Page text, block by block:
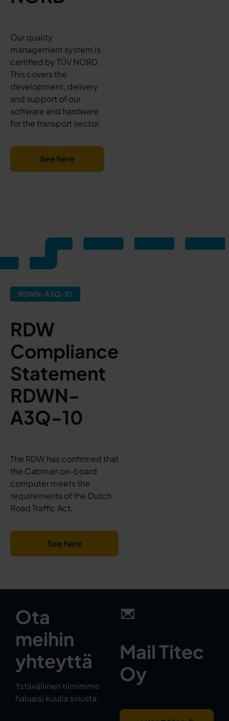
Our quality
management system is
certified by TÜV NORD.
This covers the
development, delivery
and support of our
software and hardware
for the transport sector.
See here
RDWN-A3Q-10
RDW
Compliance
Statement
RDWN-
A3Q-10
The RDW has confirmed that
the Cabman on-board
computer meets the
requirements of the Dutch
Road Traffic Act.
See here
Ota
meihin
yhteyttä
Ystävällinen tiimimme
haluaisi kuulla sinusta.
Mail Titec
Oy